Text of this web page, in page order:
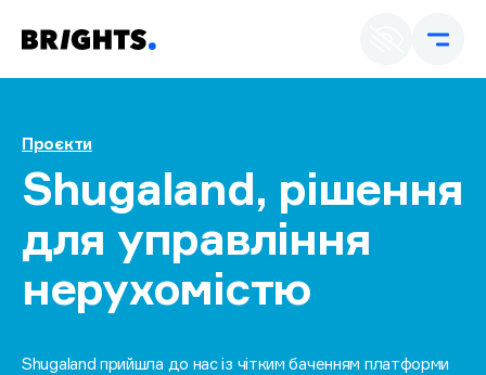
Ua
Проєкти
Shugaland, рішення
для управління
нерухомістю
Shugaland прийшла до нас із чітким баченням платформи